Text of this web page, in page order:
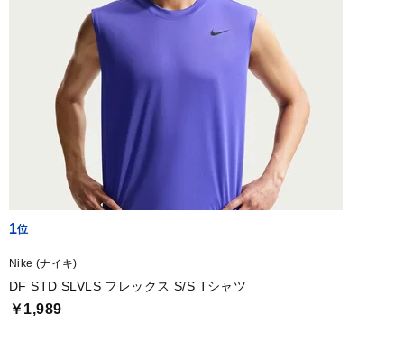
1
Nike (ナイキ)
DF STD SLVLS フレックス S/S Tシャツ
￥1,989